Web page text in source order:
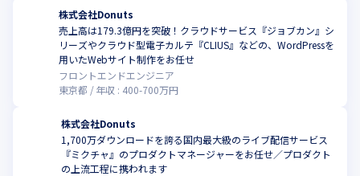
株式会社Donuts
売上高は179.3億円を突破！クラウドサービス『ジョブカン』シ
リーズやクラウド型電子カルテ『CLIUS』などの、WordPressを
用いたWebサイト制作をお任せ
フロントエンドエンジニア
東京都
年収 : 400-700万円
株式会社Donuts
1,700万ダウンロードを誇る国内最大級のライブ配信サービス
『ミクチャ』のプロダクトマネージャーをお任せ／プロダクト
の上流工程に携われます